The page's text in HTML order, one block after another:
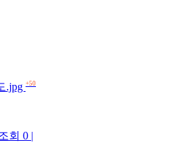
.jpg +50
회 0 |